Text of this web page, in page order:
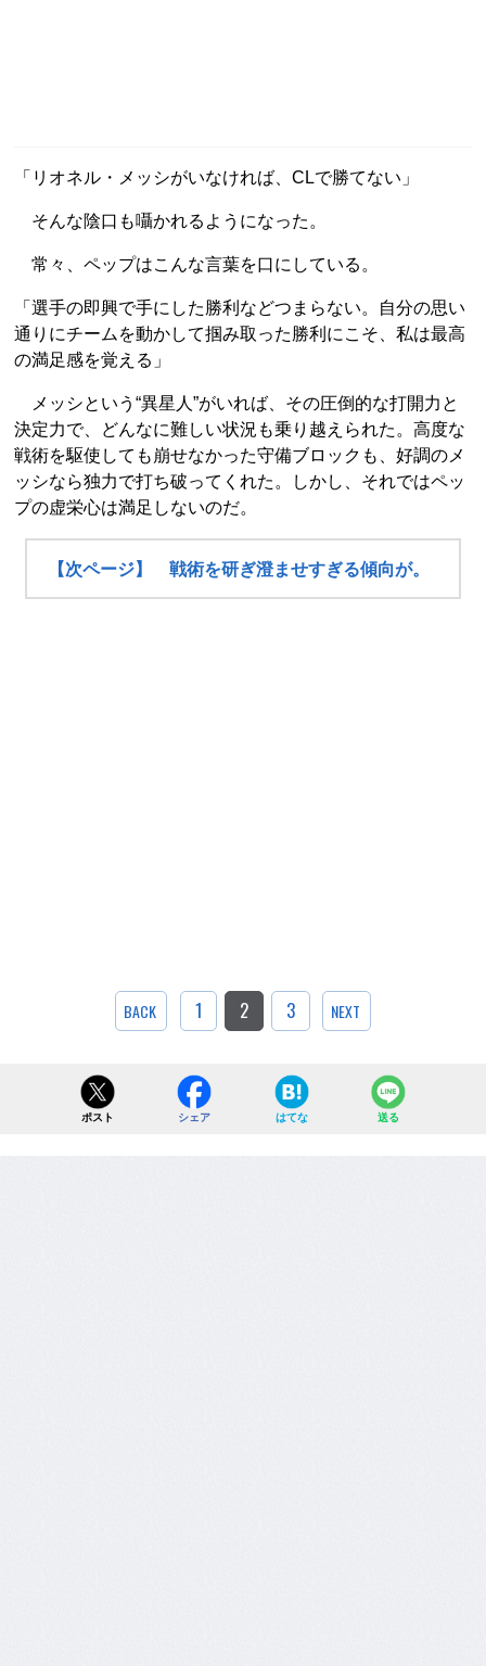
「リオネル・メッシがいなければ、CLで勝てない」
そんな陰口も囁かれるようになった。
常々、ペップはこんな言葉を口にしている。
「選手の即興で手にした勝利などつまらない。自分の思い
通りにチームを動かして掴み取った勝利にこそ、私は最高
の満足感を覚える」
メッシという“異星人”がいれば、その圧倒的な打開力と
決定力で、どんなに難しい状況も乗り越えられた。高度な
戦術を駆使しても崩せなかった守備ブロックも、好調のメ
ッシなら独力で打ち破ってくれた。しかし、それではペッ
プの虚栄心は満足しないのだ。
【次ページ】 戦術を研ぎ澄ませすぎる傾向が。
BACK 1 2 3 NEXT
ポスト シェア はてな 送る